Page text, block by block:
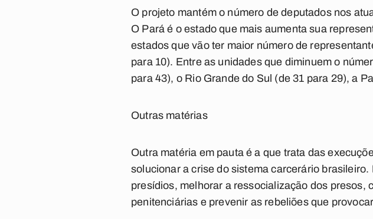
O projeto mantém o número de deputados nos
O Pará é o estado que mais aumenta sua
estados que vão ter maior número de
para 10). Entre as unidades que diminuem o
para 43), o Rio Grande do Sul (de 31 para 29), a
Outras matérias
Outra matéria em pauta é a que trata das
solucionar a crise do sistema carcerário
presídios, melhorar a ressocialização dos presos,
penitenciárias e prevenir as rebeliões que